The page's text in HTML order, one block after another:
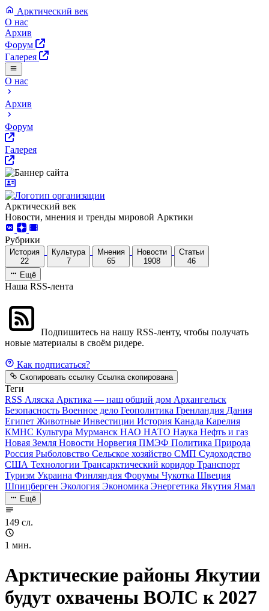
Арктический век
О нас
Архив
Форум
Галерея
О нас
Архив
Форум
Галерея
Арктический век
Новости, мнения и тренды мировой Арктики
Рубрики
История
22
Культура
7
Мнения
65
Новости
1908
Статьи
46
Ещё
Наша RSS-лента
Подпишитесь на нашу RSS-ленту, чтобы получать
новые материалы в своём ридере.
Как подписаться?
Скопировать ссылку Ссылка скопирована
Теги
RSS Аляска Арктика — наш общий дом Архангельск
Безопасность Военное дело Геополитика Гренландия Дания
Египет Животные Инвестиции История Канада Карелия
КМНС Культура Мурманск НАО НАТО Наука Нефть и газ
Новая Земля Новости Норвегия ПМЭФ Политика Природа
Россия Рыболовство Сельское хозяйство СМП Судоходство
США Технологии Трансарктический коридор Транспорт
Туризм Украина Финляндия Форумы Чукотка Швеция
Шпицберген Экология Экономика Энергетика Якутия Ямал
Ещё
149 сл.
1 мин.
Арктические районы Якутии
будут охвачены ВОЛС к 2027